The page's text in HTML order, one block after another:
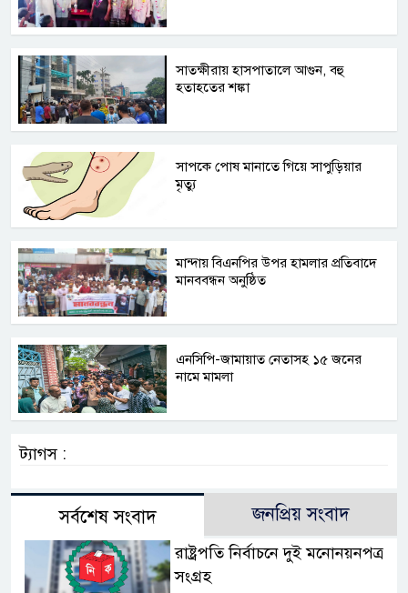
সাতক্ষীরায় হাসপাতালে আগুন, বহু
হতাহতের শঙ্কা
সাপকে পোষ মানাতে গিয়ে সাপুড়িয়ার
মৃত্যু
মান্দায় বিএনপির উপর হামলার প্রতিবাদে
মানববন্ধন অনুষ্ঠিত
এনসিপি-জামায়াত নেতাসহ ১৫ জনের
নামে মামলা
ট্যাগস :
সর্বশেষ সংবাদ জনপ্রিয় সংবাদ
রাষ্ট্রপতি নির্বাচনে দুই মনোনয়নপত্র
সংগ্রহ